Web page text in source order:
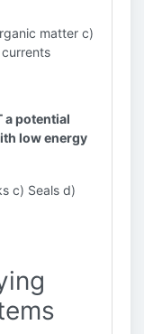
matter c)
a potential
low energy
c) Seals d)